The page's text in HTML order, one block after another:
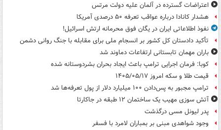
اعتراضات گسترده در آلمان علیه دولت مرتس
هشدار کانادا درباره عواقب تعرفه ۵۰ درصدی آمریکا
نفوذ اطلاعاتی ایران در یگان فوق محرمانه ارتش اسرائیل!
تأکید دادستان کل کشور بر انسجام ملی برای مقابله با جنگ روانی دشمن
باران مهمان تابستانی ارتفاعات دماوند شد
کوبا: فرمان اجرایی ترامپ باعث ایجاد بحران بشردوستانه شده
قیمت طلا و سکه امروز ۱۴۰۵/۰۵/۱۷
ترامپ مجبور به پس‌دادن ۱۰۰ میلیارد دلار از پول تعرفه‌ها شد
آتش سوزی مهیب یک ساختمان ۱۲ طبقه در جاکارتا
پدر لیونل مسی درگذشت
وجود شواهدی مبنی بر بمباران لامرد با فسفر